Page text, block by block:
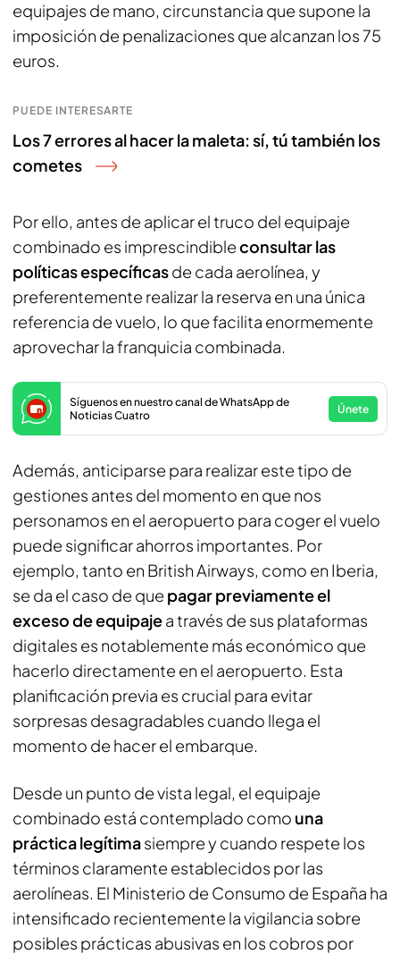
equipajes de mano, circunstancia que supone la
imposición de penalizaciones que alcanzan los 75
euros.
PUEDE INTERESARTE
Los 7 errores al hacer la maleta: sí, tú también los
cometes
Por ello, antes de aplicar el truco del equipaje
combinado es imprescindibleconsultar las
políticas específicasde cada aerolínea, y
preferentemente realizar la reserva en una única
referencia de vuelo, lo que facilita enormemente
aprovechar la franquicia combinada.
Síguenos en nuestro canal de WhatsApp de
Noticias Cuatro
Únete
Además, anticiparse para realizar este tipo de
gestiones antes del momento en que nos
personamos en el aeropuerto para coger el vuelo
puede significar ahorros importantes. Por
ejemplo, tanto en British Airways, como en Iberia,
se da el caso de que pagar previamente el
exceso de equipajea través de sus plataformas
digitales es notablemente más económico que
hacerlo directamente en el aeropuerto. Esta
planificación previa es crucial para evitar
sorpresas desagradables cuando llega el
momento de hacer el embarque.
Desde un punto de vista legal, el equipaje
combinado está contemplado como una
práctica legítimasiempre y cuando respete los
términos claramente establecidos por las
aerolíneas. El Ministerio de Consumo de España ha
intensificado recientemente la vigilancia sobre
posibles prácticas abusivas en los cobros por